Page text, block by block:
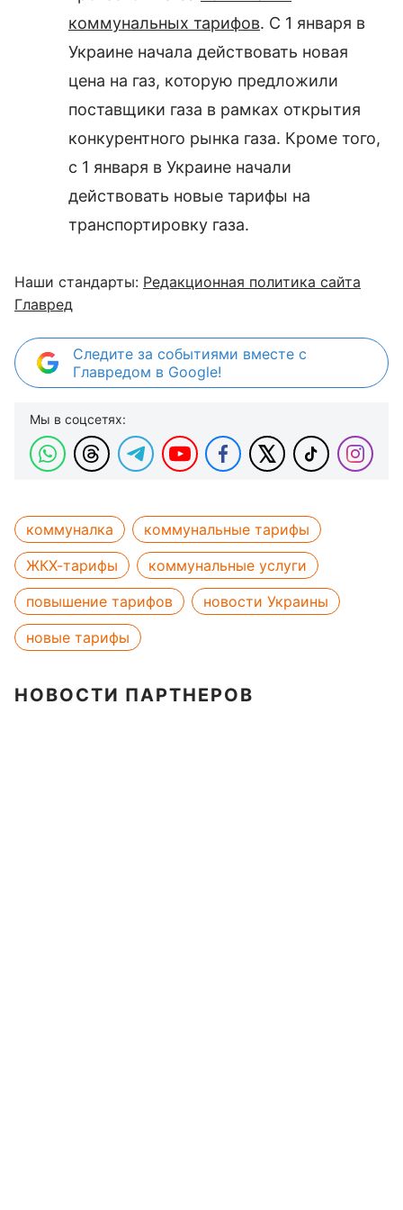
коммунальных тарифов. С 1 января в
Украине начала действовать новая
цена на газ, которую предложили
поставщики газа в рамках открытия
конкурентного рынка газа. Кроме того,
с 1 января в Украине начали
действовать новые тарифы на
транспортировку газа.
Наши стандарты: Редакционная политика сайта
Главред
Следите за событиями вместе с
Главредом в Google!
Мы в соцсетях:
коммуналка
коммунальные тарифы
ЖКХ-тарифы
коммунальные услуги
повышение тарифов
новости Украины
новые тарифы
НОВОСТИ ПАРТНЕРОВ